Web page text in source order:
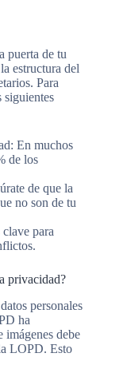
puerta de tu
estructura del
Para
siguientes
En muchos
de los
de que la
no son de tu
para
privacidad?
personales
ha
imágenes debe
LOPD. Esto